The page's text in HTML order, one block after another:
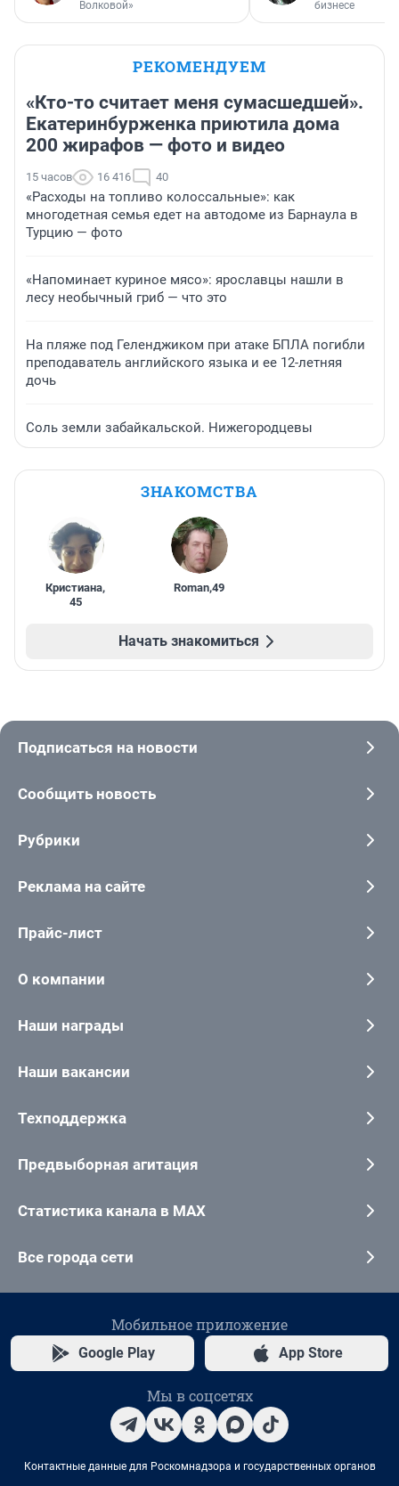
Волковой» бизнесе
РЕКОМЕНДУЕМ
«Кто-то считает меня сумасшедшей».
Екатеринбурженка приютила дома
200 жирафов — фото и видео
15 часов 16 416 40
«Расходы на топливо колоссальные»: как
многодетная семья едет на автодоме из Барнаула в
Турцию — фото
«Напоминает куриное мясо»: ярославцы нашли в
лесу необычный гриб — что это
На пляже под Геленджиком при атаке БПЛА погибли
преподаватель английского языка и ее 12-летняя
дочь
Соль земли забайкальской. Нижегородцевы
ЗНАКОМСТВА
Кристиана,
45
Roman,49
Начать знакомиться
Подписаться на новости
Сообщить новость
Рубрики
Реклама на сайте
Прайс-лист
О компании
Наши награды
Наши вакансии
Техподдержка
Предвыборная агитация
Статистика канала в MAX
Все города сети
Мобильное приложение
Google Play App Store
Мы в соцсетях
Контактные данные для Роскомнадзора и государственных органов